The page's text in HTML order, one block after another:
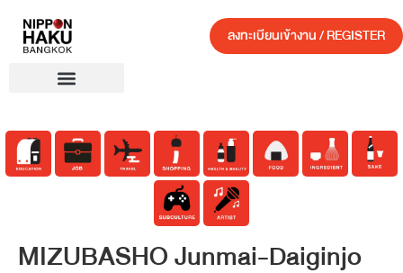
ลงทะเบียนเข้างาน / REGISTER
MIZUBASHO Junmai-Daiginjo